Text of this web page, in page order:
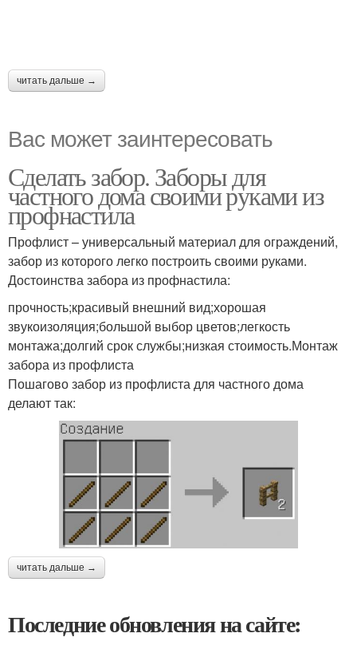
читать дальше →
Вас может заинтересовать
Сделать забор. Заборы для
частного дома своими руками из
профнастила
Профлист – универсальный материал для ограждений,
забор из которого легко построить своими руками.
Достоинства забора из профнастила:
прочность;красивый внешний вид;хорошая
звукоизоляция;большой выбор цветов;легкость
монтажа;долгий срок службы;низкая стоимость.Монтаж
забора из профлиста
Пошагово забор из профлиста для частного дома
делают так:
читать дальше →
Последние обновления на сайте: